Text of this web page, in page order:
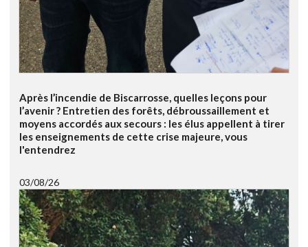
Après l’incendie de Biscarrosse, quelles leçons pour
l’avenir ? Entretien des forêts, débroussaillement et
moyens accordés aux secours : les élus appellent à tirer
les enseignements de cette crise majeure, vous
l'entendrez
03/08/26